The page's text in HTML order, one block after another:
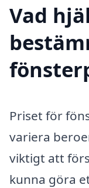
Vad
Priset för
variera
viktigt att
kunna göra